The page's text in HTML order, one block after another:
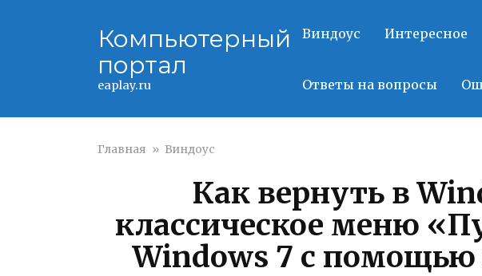
Компьютерный
портал
eaplay.ru
Виндоус Интересное
Ответы на вопросы
Главная » Виндоус
Как вернуть в
классическое меню
Windows 7 с помощью